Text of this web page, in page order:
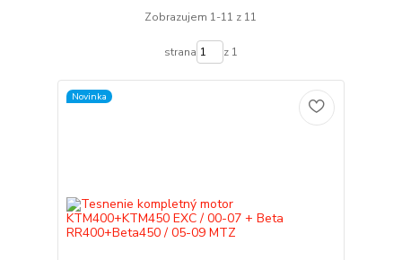
Zobrazujem 1-11 z 11
strana z 1
Novinka